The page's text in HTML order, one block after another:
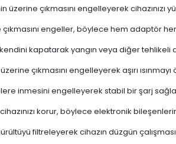
çıkmasını engelleyerek cihazınızı
çıkmasını engeller, böylece hem adaptör
kapatarak yangın veya diğer tehlikeli
çıkmasını engelleyerek aşırı
inmesini engelleyerek stabil bir şarj
korur, böylece elektronik
filtreleyerek cihazın düzgün